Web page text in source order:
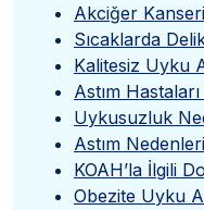
Akciğer
Sıcaklarda
Kalitesiz Uyku
Astım
Uykusuzluk
Astım
KOAH’la İlgili
Obezite Uyku